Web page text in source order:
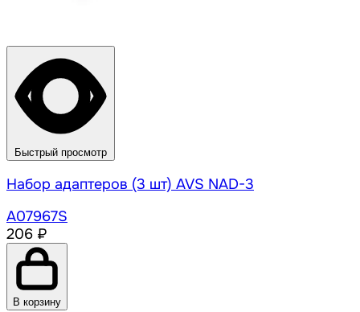
Быстрый просмотр
Набор адаптеров (3 шт) AVS NAD-3
A07967S
206 ₽
В корзину